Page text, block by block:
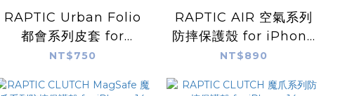
RAPTIC Urban Folio
都會系列皮套 for
iPhone 14
NT$750
RAPTIC AIR 空氣系列
防摔保護殼 for iPhone
14
NT$890